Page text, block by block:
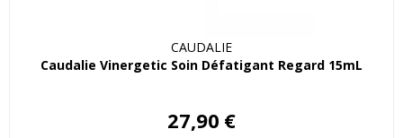
CAUDALIE
Caudalie Vinergetic Soin Défatigant Regard 15mL
27,90 €